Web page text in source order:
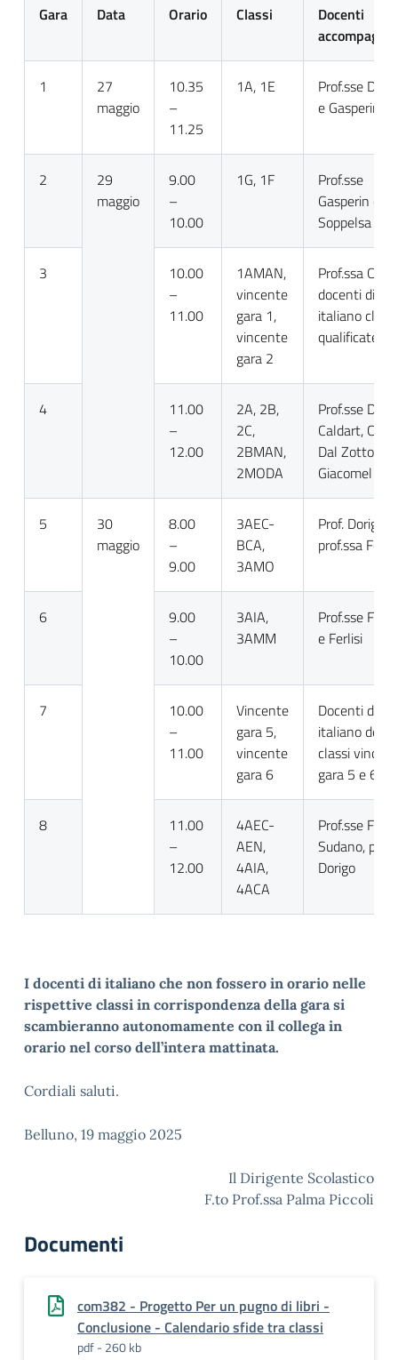
Gara Data Orario Classi
Docenti
1
27
maggio
10.35
–
11.25
1A, 1E
Prof.sse De
e Gasperin
2
29
maggio
9.00
–
10.00
1G, 1F
Prof.sse
Gasperin e
Soppelsa
3
10.00
–
11.00
1AMAN,
vincente
gara 1,
vincente
gara 2
Prof.ssa
docenti di
italiano classi
qualificate
4
11.00
–
12.00
2A, 2B,
2C,
2BMAN,
2MODA
Prof.sse De
Caldart,
Dal Zotto,
Giacomel
5
30
maggio
8.00
–
9.00
3AEC-
BCA,
3AMO
Prof. Dorigo,
prof.ssa
6
9.00
–
10.00
3AIA,
3AMM
Prof.sse
e Ferlisi
7
10.00
–
11.00
Vincente
gara 5,
vincente
gara 6
Docenti di
italiano delle
classi
gara 5 e 6
8
11.00
–
12.00
4AEC-
AEN,
4AIA,
4ACA
Prof.sse
Sudano, prof.
Dorigo
I docenti di italiano che non fossero in orario nelle
rispettive classi in corrispondenza della gara si
scambieranno autonomamente con il collega in
orario nel corso dell’intera mattinata.
Cordiali saluti.
Belluno, 19 maggio 2025
Il Dirigente Scolastico
F.to Prof.ssa Palma Piccoli
Documenti
com382 - Progetto Per un pugno di libri -
Conclusione - Calendario sfide tra classi
pdf - 260 kb